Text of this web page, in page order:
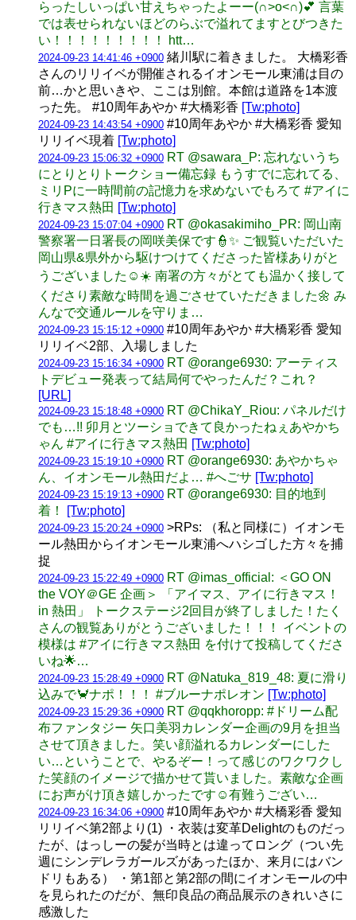
らったしいっぱい甘えちゃったよーー(∩˃o˂∩)💕︎ 言葉
では表せられないほどのらぶで溢れてますとびつきた
い！！！！！！！！！ htt…
2024-09-23 14:41:46 +0900 緒川駅に着きました。 大橋彩香
さんのリリイベが開催されるイオンモール東浦は目の
前…かと思いきや、ここは別館。本館は道路を1本渡
った先。 #10周年あやか #大橋彩香 [Tw:photo]
2024-09-23 14:43:54 +0900 #10周年あやか #大橋彩香 愛知
リリイベ現着 [Tw:photo]
2024-09-23 15:06:32 +0900 RT @sawara_P: 忘れないうち
にとりとりトークショー備忘録 もうすでに忘れてる、
ミリPに一時間前の記憶力を求めないでもろて #アイに
行きマス熱田 [Tw:photo]
2024-09-23 15:07:04 +0900 RT @okasakimiho_PR: 岡山南
警察署一日署長の岡咲美保です👮✨ ご観覧いただいた
岡山県&県外から駆けつけてくださった皆様ありがと
うございました☺️☀️ 南署の方々がとても温かく接して
くださり素敵な時間を過ごさせていただきました🌼 み
んなで交通ルールを守りま…
2024-09-23 15:15:12 +0900 #10周年あやか #大橋彩香 愛知
リリイベ2部、入場しました
2024-09-23 15:16:34 +0900 RT @orange6930: アーティス
トデビュー発表って結局何でやったんだ？これ？
[URL]
2024-09-23 15:18:48 +0900 RT @ChikaY_Riou: パネルだけ
でも…!! 卯月とツーショできて良かったねぇあやかち
ゃん #アイに行きマス熱田 [Tw:photo]
2024-09-23 15:19:10 +0900 RT @orange6930: あやかちゃ
ん、イオンモール熱田だよ… #へごサ [Tw:photo]
2024-09-23 15:19:13 +0900 RT @orange6930: 目的地到
着！
[Tw:photo]
2024-09-23 15:20:24 +0900 >RPs: （私と同様に）イオンモ
ール熱田からイオンモール東浦へハシゴした方々を捕
捉
2024-09-23 15:22:49 +0900 RT @imas_official: ＜GO ON
the VOY＠GE 企画＞ 「アイマス、アイに行きマス！
in 熱田」 トークステージ2回目が終了しました！たく
さんの観覧ありがとうございました！！！ イベントの
模様は #アイに行きマス熱田 を付けて投稿してくださ
いね🌟…
2024-09-23 15:28:49 +0900 RT @Natuka_819_48: 夏に滑り
込みで🦀ナポ！！！ #ブルーナポレオン [Tw:photo]
2024-09-23 15:29:36 +0900 RT @qqkhoropp: #ドリーム配
布ファンタジー 矢口美羽カレンダー企画の9月を担当
させて頂きました。笑い顔溢れるカレンダーにした
い…ということで、やるぞー！って感じのワクワクし
た笑顔のイメージで描かせて貰いました。素敵な企画
にお声がけ頂き嬉しかったです☺️有難うござい…
2024-09-23 16:34:06 +0900 #10周年あやか #大橋彩香 愛知
リリイベ第2部より(1) ・衣装は変革Delightのものだっ
たが、はっしーの髪が当時とは違ってロング（つい先
週にシンデレラガールズがあったほか、来月にはバン
ドリもある） ・第1部と第2部の間にイオンモールの中
を見られたのだが、無印良品の商品展示のきれいさに
感激した